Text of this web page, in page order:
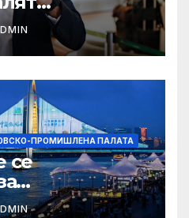
Флавио
президент на
ПРОМИШЛЕНА ПАЛАТА
се
растеж на